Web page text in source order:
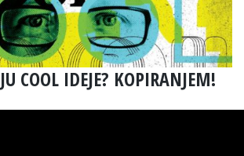
COOL IDEJE? KOPIRANJEM!